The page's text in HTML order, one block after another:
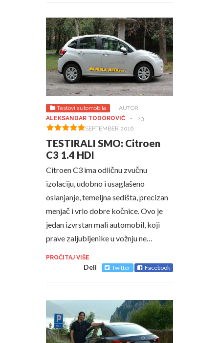
Testovi automobila
AUTOR:
ALEKSANDAR TODOROVIĆ
-
23.
SEPTEMBER 2016.
TESTIRALI SMO: Citroen
C3 1.4 HDI
Citroen C3 ima odličnu zvučnu
izolaciju, udobno i usaglašeno
oslanjanje, temeljna sedišta, precizan
menjač i vrlo dobre kočnice. Ovo je
jedan izvrstan mali automobil, koji
prave zaljubljenike u vožnju ne…
PROČITAJ VIŠE
Deli Twitter Facebook